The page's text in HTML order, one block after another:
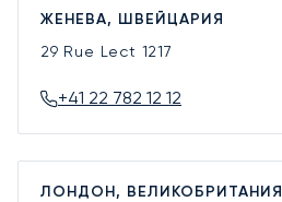
ЖЕНЕВА, ШВЕЙЦАРИЯ
29 Rue Lect 1217
+41 22 782 12 12
ЛОНДОН, ВЕЛИКОБРИТАНИЯ